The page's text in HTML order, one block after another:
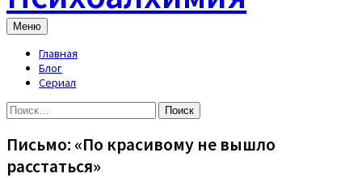
Меню
Главная
Блог
Сериал
Найти:
Письмо: «По красивому не вышло
расстаться»